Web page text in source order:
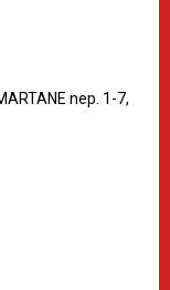
nep. 1-7,